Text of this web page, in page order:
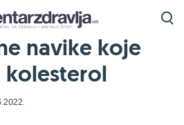
navike koje
kolesterol